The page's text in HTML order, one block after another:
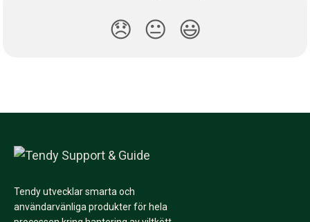
😞 😐 😃
Tendy utvecklar smarta och
användarvänliga produkter för hela